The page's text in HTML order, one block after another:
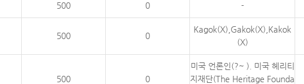
500 0 -
500 0
Kagok(X),Gakok(X),Kakok
(X)
500 0
미국 언론인(?~ ). 미국 헤리티
지재단(The Heritage Founda